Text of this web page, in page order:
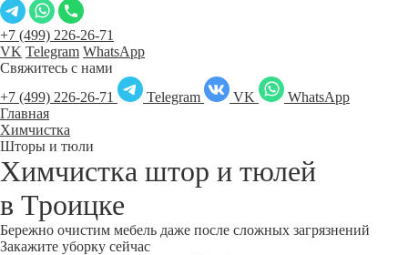
+7 (499) 226-26-71
VK Telegram WhatsApp
Свяжитесь с нами
+7 (499) 226-26-71
Telegram VK
WhatsApp
Главная
Химчистка
Шторы и тюли
Химчистка штор и тюлей
в Троицке
Бережно очистим мебель даже после сложных загрязнений
Закажите уборку сейчас